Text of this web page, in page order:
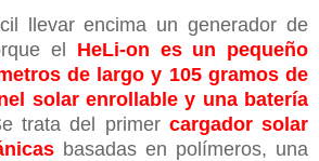
llevar encima un generador de
el HeLi-on es un pequeño
de largo y 105 gramos de
solar enrollable y una batería
trata del primer cargador solar
basadas en polímeros, una